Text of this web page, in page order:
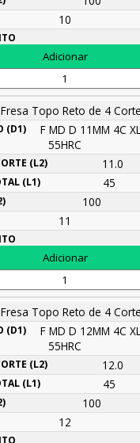
10
Fresa Topo Reto de 4
F MD D 11MM 4C
55HRC
11.0
45
100
11
Fresa Topo Reto de 4
F MD D 12MM 4C
55HRC
12.0
45
100
12